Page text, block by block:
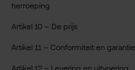
herroeping
Artikel 10 – De prijs
Artikel 11 – Conformiteit en garantie